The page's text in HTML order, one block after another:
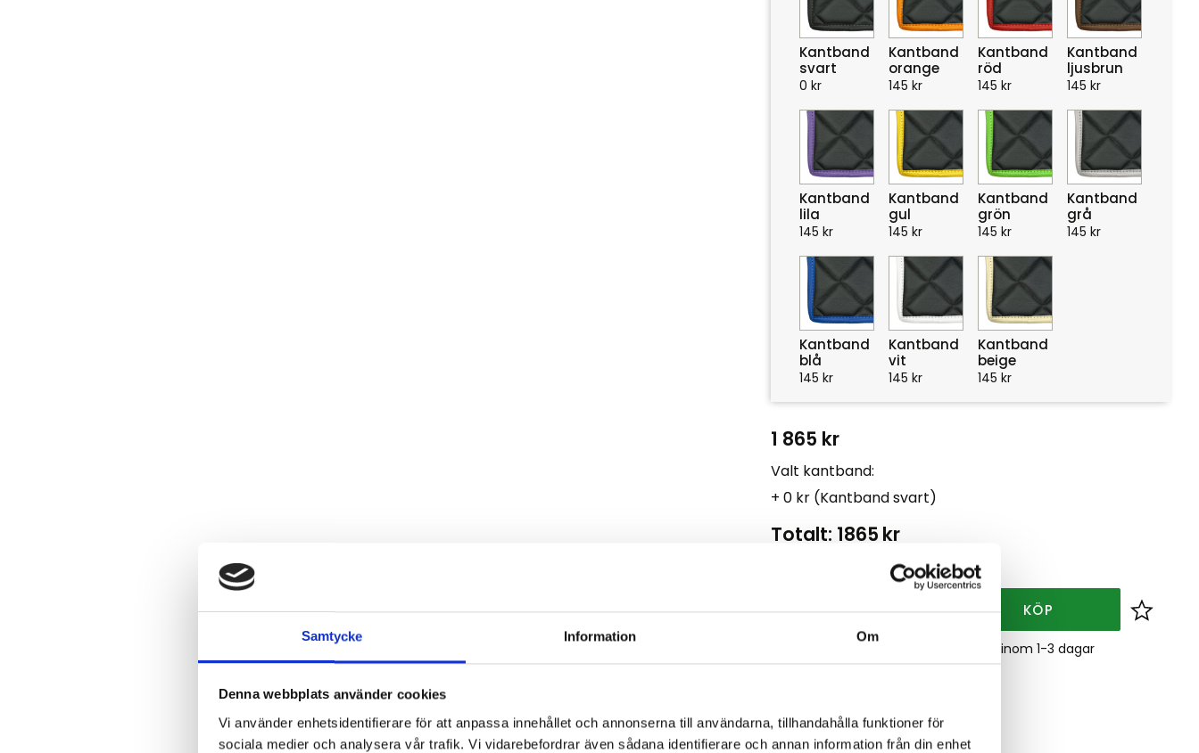
Samtycke Information Om
Denna webbplats använder cookies
Vi använder enhetsidentifierare för att anpassa innehållet och annonserna till användarna, tillhandahålla funktioner för
sociala medier och analysera vår trafik. Vi vidarebefordrar även sådana identifierare och annan information från din enhet
Kantband
svart
0 kr
Kantband
orange
145 kr
Kantband
röd
145 kr
Kantband
ljusbrun
145 kr
Kantband
lila
145 kr
Kantband
gul
145 kr
Kantband
grön
145 kr
Kantband
grå
145 kr
Kantband
blå
145 kr
Kantband
vit
145 kr
Kantband
beige
145 kr
1 865 kr
Valt kantband:
+ 0 kr (Kantband svart)
Totalt: 1865 kr
+
- KÖP Lägg
Leverans inom 1-3 dagar
Artikelnr
2744
Tillverkare
Swextil